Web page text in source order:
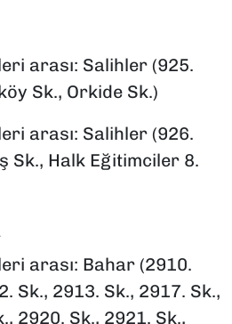
arası: Salihler (925.
Sk., Orkide Sk.)
arası: Salihler (926.
Sk., Halk Eğitimciler 8.
arası: Bahar (2910.
Sk., 2913. Sk., 2917. Sk.,
2920. Sk., 2921. Sk.,